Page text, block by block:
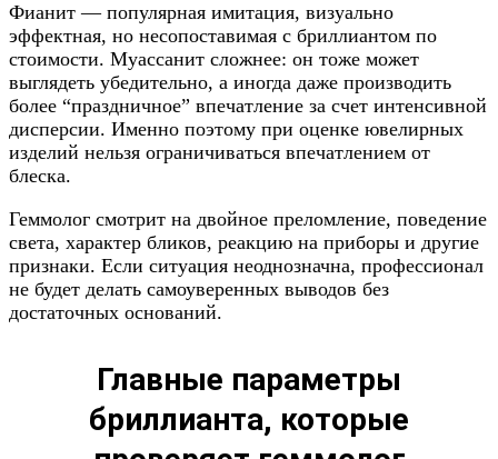
Фианит — популярная имитация, визуально
эффектная, но несопоставимая с бриллиантом по
стоимости. Муассанит сложнее: он тоже может
выглядеть убедительно, а иногда даже производить
более “праздничное” впечатление за счет интенсивной
дисперсии. Именно поэтому при оценке ювелирных
изделий нельзя ограничиваться впечатлением от
блеска.
Геммолог смотрит на двойное преломление, поведение
света, характер бликов, реакцию на приборы и другие
признаки. Если ситуация неоднозначна, профессионал
не будет делать самоуверенных выводов без
достаточных оснований.
Главные параметры
бриллианта, которые